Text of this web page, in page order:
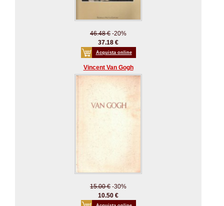
46.48 € -20%
37.18 €
Acquista online
Vincent Van Gogh
15.00 € -30%
10.50 €